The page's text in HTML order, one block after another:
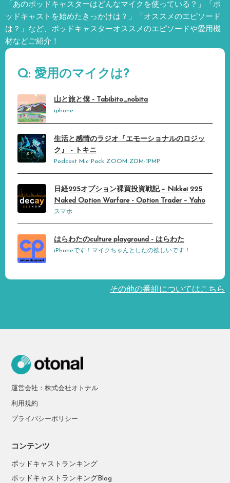
「あのポッドキャスターはどんなマイクを使っている？」「ポ
ッドキャストを始めたきっかけは？」「オススメのエピソード
は？」など、 ポッドキャスターオススメのエピソードや愛用機
材などご紹介！
Q: 愛用のマイクは?
山と旅と僕 - Tabibito_nobita
iphone
生活と感情のラジオ『エモーショナルのロジッ
ク』 - トキニ
Podcast Mic Pack ZOOM ZDM-1PMP
日経225オプション裸買投資戦記 – Nikkei 225
Naked Option Warfare - Option Trader – Yaho
スマホ
はらわたのculture playground - はらわた
iPhoneです！マイクちゃんとしたの欲しいです！
その他の番組についてはこちら
運営会社：株式会社オトナル
利用規約
プライバシーポリシー
コンテンツ
ポッドキャストランキング
ポッドキャストランキングBlog